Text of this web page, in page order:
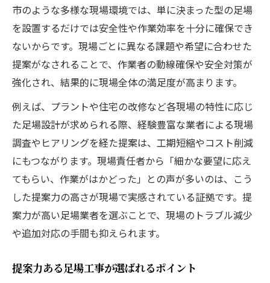
市のような多様な現場環境では、単に決まった型の足場
を設置するだけでは安全性や作業効率を十分に確保でき
ないからです。現場ごとに異なる課題や希望に合わせた
提案がなされることで、作業者の動線確保や安全対策が
強化され、結果的に現場全体の満足度が高まります。
例えば、プラントや住宅の改修など各現場の特性に応じ
た足場設計が求められる際、経験豊富な業者による現場
調査やヒアリングを経た提案は、工期短縮やコスト削減
にもつながります。現場責任者から「細かな要望に応え
てもらい、作業がはかどった」との声が多いのは、こう
した提案力の高さが現場で実感されている証拠です。提
案力が高い足場業者を選ぶことで、現場のトラブル減少
や追加対応の手間も抑えられます。
提案力ある足場工事が選ばれるポイント